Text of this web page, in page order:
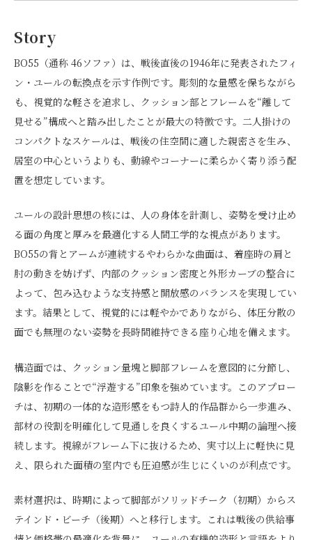
Story
BO55（通称 46ソファ）は、戦後直後の1946年に発表されたフィ
ン・ユールの転換点を示す作例です。彫刻的な量感を保ちながら
も、視覚的な軽さを追求し、クッション部とフレームを“離して
見せる”構成へと踏み出したことが最大の特徴です。二人掛けの
コンパクトなスケールは、戦後の住空間に適した親密さを生み、
居室の中心というよりも、動線やコーナーに柔らかく寄り添う配
置を想定しています。
ユールの設計思想の核には、人の身体を計測し、姿勢を受け止め
る面の角度と厚みを最適化する人間工学的な視点があります。
BO55の背とアームが連続するやわらかな曲面は、着座時の肩と
肘の動きを妨げず、内部のクッション密度と外形カーブの整合に
よって、包み込むような支持感と開放感のバランスを実現してい
ます。結果として、視覚的には軽やかでありながら、体圧分散の
面でも無理のない姿勢を長時間維持できる座り心地を備えます。
構造面では、クッション量塊と脚部フレームを意図的に分節し、
陰影を作ることで“浮遊する”印象を強めています。このアプロー
チは、初期の一体的な造形感をもつ詩人的作品群から一歩進み、
部材の役割を明確化して見通しを良くするユール中期の論理へ接
続します。視線がフレーム下に抜けるため、実寸以上に軽快に見
え、限られた面積の室内でも圧迫感が生じにくいのが利点です。
素材選択は、時期によって脚部がソリッドチーク（初期）からス
テインド・ビーチ（後期）へと移行します。これは戦後の供給事